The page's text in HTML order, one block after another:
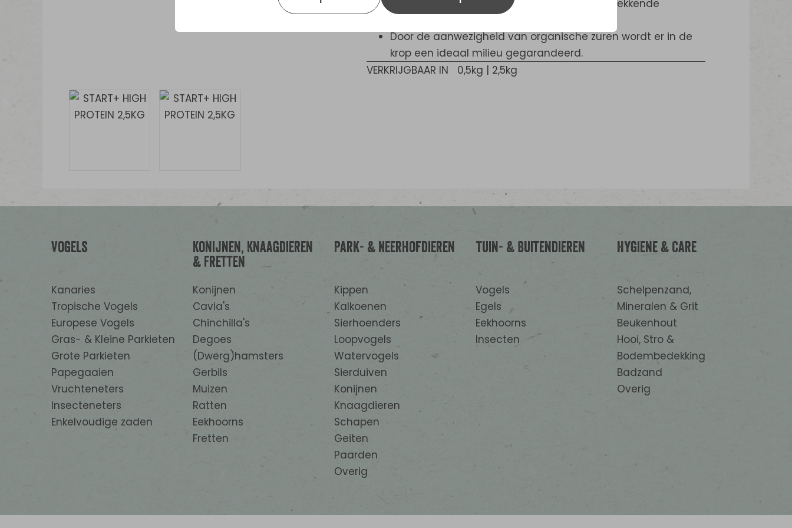
ondersteunt de weerstand tegen ziekteverwekkende
Door de aanwezigheid van organische zuren wordt er in de
krop een ideaal milieu gegarandeerd.
VERKRIJGBAAR IN
0,5kg | 2,5kg
Vogels
Kanaries
Tropische Vogels
Europese Vogels
Gras- & Kleine Parkieten
Grote Parkieten
Papegaaien
Vruchteneters
Insecteneters
Enkelvoudige zaden
Konijnen, Knaagdieren
& Fretten
Konijnen
Cavia's
Chinchilla's
Degoes
(Dwerg)hamsters
Gerbils
Muizen
Ratten
Eekhoorns
Fretten
Park- & Neerhofdieren
Kippen
Kalkoenen
Sierhoenders
Loopvogels
Watervogels
Sierduiven
Konijnen
Knaagdieren
Schapen
Geiten
Paarden
Overig
Tuin- & Buitendieren
Vogels
Egels
Eekhoorns
Insecten
Hygiene & Care
Schelpenzand,
Mineralen & Grit
Beukenhout
Hooi, Stro &
Bodembedekking
Badzand
Overig